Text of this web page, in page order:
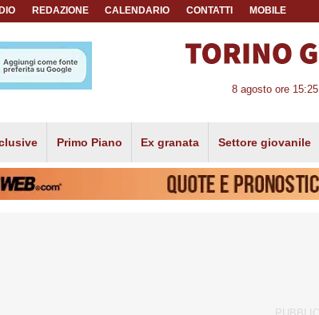
REDAZIONE CALENDARIO CONTATTI MOBILE
8 agosto ore 15:25
Primo Piano Ex granata Settore giovanile